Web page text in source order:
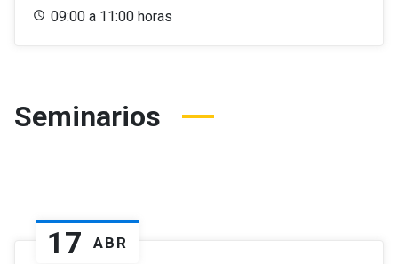
09:00 a 11:00 horas
Seminarios
17 ABR